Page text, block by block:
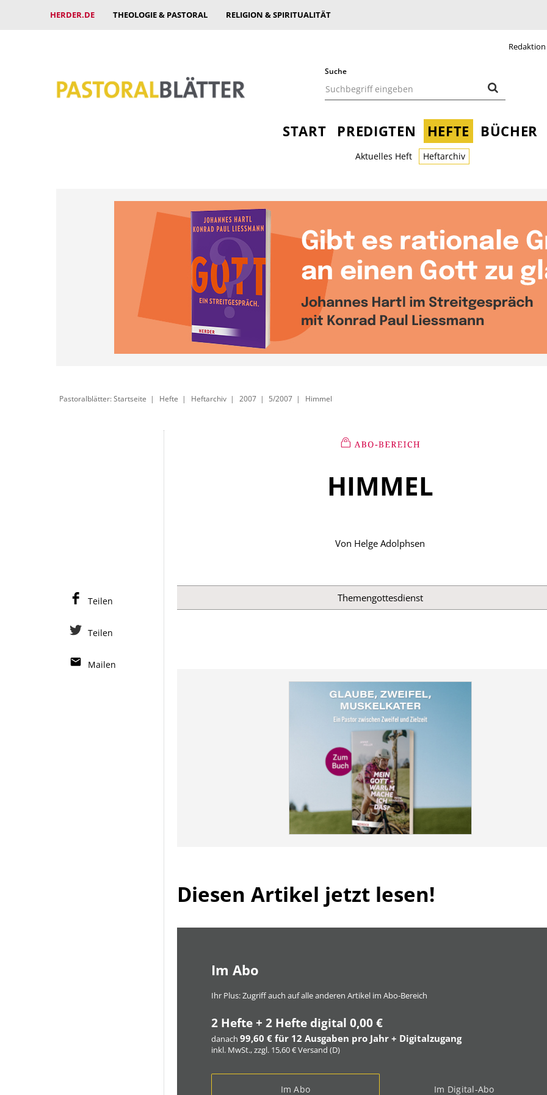
HERDER.DE THEOLOGIE & PASTORAL RELIGION & SPIRITUALITÄT
Redaktion
Suche
START PREDIGTEN HEFTE BÜCHER
Aktuelles Heft Heftarchiv
Pastoralblätter: Startseite Hefte Heftarchiv 2007 5/2007 Himmel
HIMMEL
Von Helge Adolphsen
Themen­gottesdienst
Diesen Artikel jetzt lesen!
Im Abo
Ihr Plus: Zugriff auch auf alle anderen Artikel im Abo-Bereich
2 Hefte + 2 Hefte digital 0,00 €
danach 99,60 € für 12 Ausgaben pro Jahr + Digitalzugang
inkl. MwSt., zzgl. 15,60 € Versand (D)
Im Abo Im Digital-Abo
Teilen
Teilen
Mailen